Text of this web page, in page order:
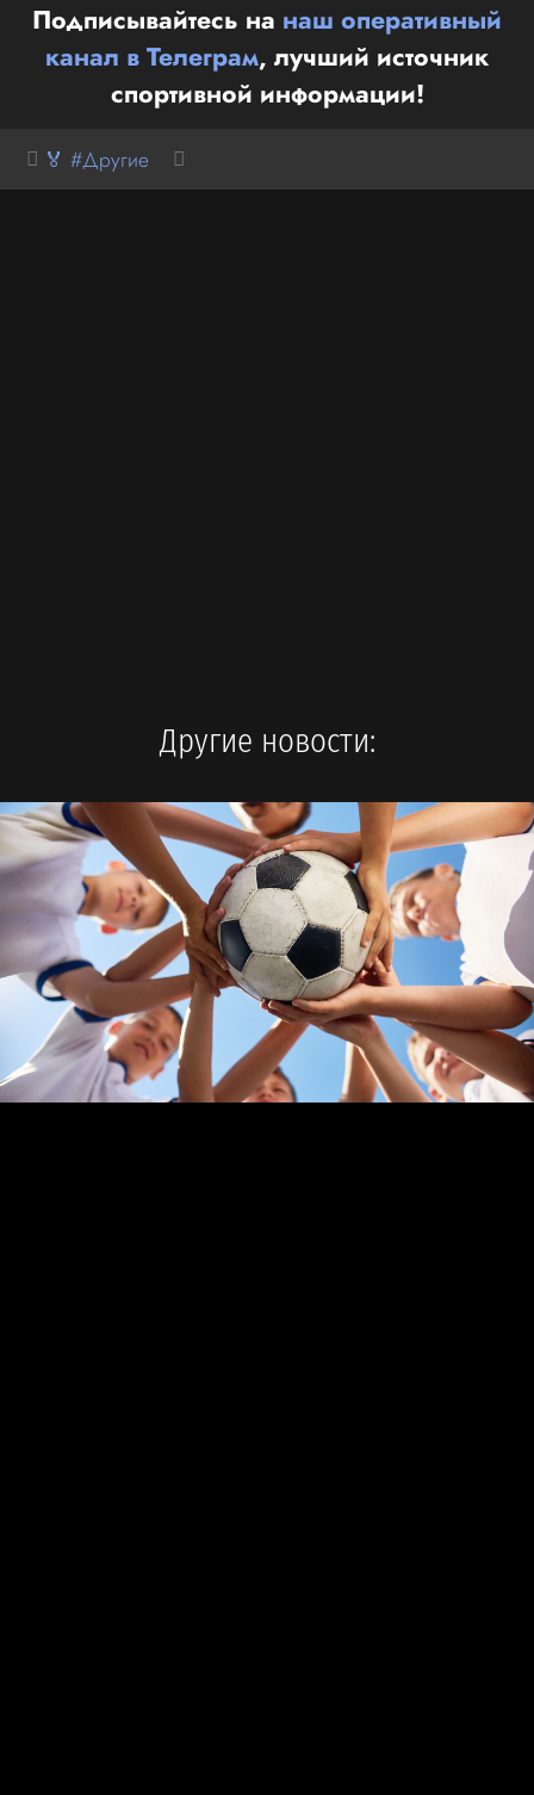
Подписывайтесь на наш оперативный
канал в Телеграм, лучший источник
спортивной информации!
🏅 #Другие
Другие новости: